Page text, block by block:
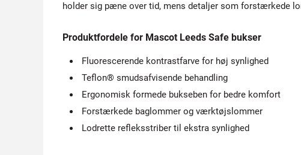
holder sig pæne over tid, mens detaljer som forstærkede
Produktfordele for Mascot Leeds Safe bukser
Fluorescerende kontrastfarve for høj synlighed
Teflon® smudsafvisende behandling
Ergonomisk formede bukseben for bedre komfort
Forstærkede baglommer og værktøjslommer
Lodrette refleksstriber til ekstra synlighed